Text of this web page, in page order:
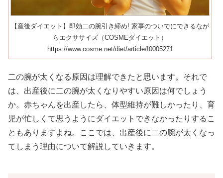
【産後ダイエット】即効二の腕引き締め! 家事のついでにできるなが
らエクササイズ（COSMEダイエット）
https://www.cosme.net/diet/article/I0005271
二の腕が太くなる原因は理解できたと思います。それで
は、出産後に二の腕が太くなりやすい原因は何でしょう
か。赤ちゃんを出産したら、体型維持が難しかったり、育
児が忙しくて思うようにダイエットできなかったりするこ
ともありますよね。ここでは、出産後に二の腕が太くなっ
てしまう理由について解説していきます。